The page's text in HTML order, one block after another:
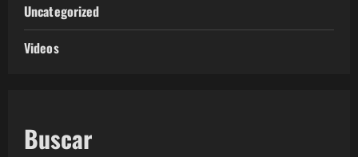
Uncategorized
Videos
Buscar